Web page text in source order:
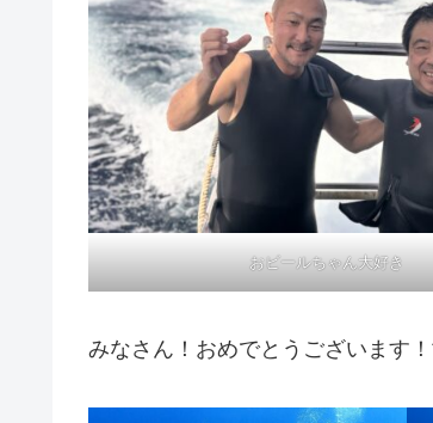
おビールちゃん大好き
みなさん！おめでとうございます